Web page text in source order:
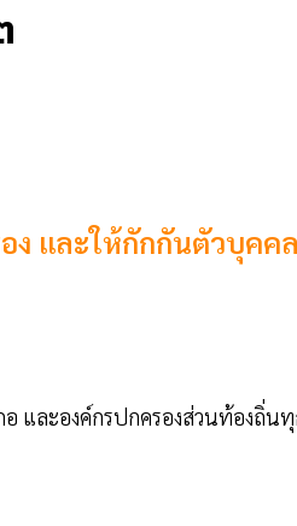
ง และให้กักกันตัวบุคค
อ และองค์กรปกครองส่วนท้องถิ่น